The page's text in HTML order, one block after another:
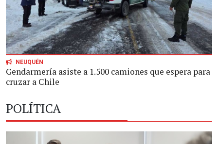
NEUQUÉN
Gendarmería asiste a 1.500 camiones que espera para
cruzar a Chile
POLÍTICA